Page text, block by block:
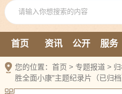
首页 资讯 公开 服务
新媒体
您的位置： 首页 > 专题报道 >
胜全面小康”主题纪录片（已归档